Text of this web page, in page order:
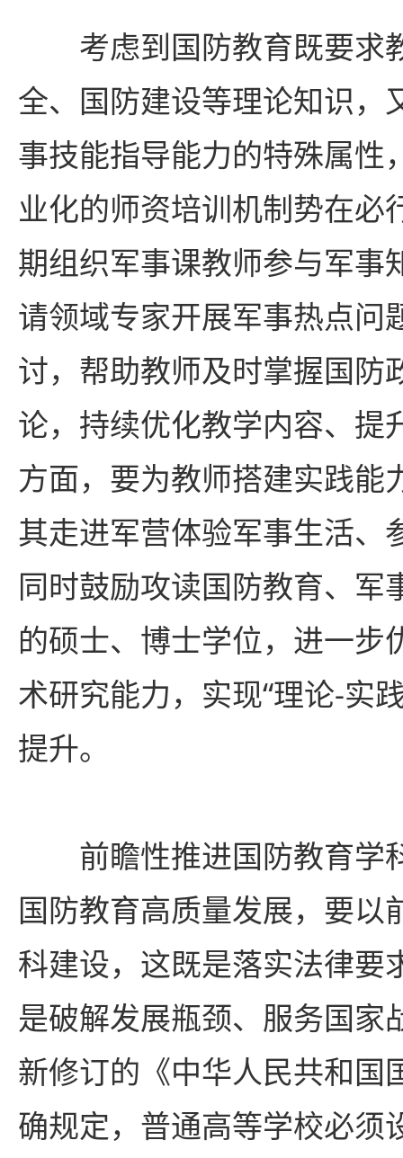
考虑到国防教育既要求
全、国防建设等理论知识，
事技能指导能力的特殊属性
业化的师资培训机制势在必
期组织军事课教师参与军事
请领域专家开展军事热点问
讨，帮助教师及时掌握国防
论，持续优化教学内容、提
方面，要为教师搭建实践能
其走进军营体验军事生活、
同时鼓励攻读国防教育、军
的硕士、博士学位，进一步
术研究能力，实现“理论-实
提升。
前瞻性推进国防教育学
国防教育高质量发展，要以
科建设，这既是落实法律要
是破解发展瓶颈、服务国家
新修订的《中华人民共和国
确规定，普通高等学校必须